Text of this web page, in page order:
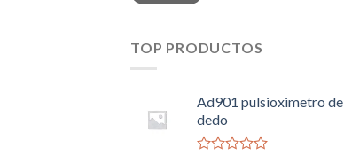
TOP PRODUCTOS
Ad901 pulsioximetro de
dedo